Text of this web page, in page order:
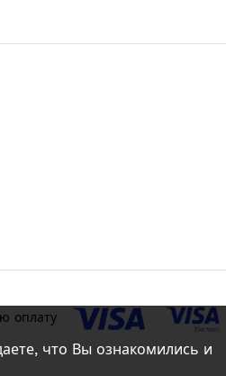
что Вы ознакомились и
оплату